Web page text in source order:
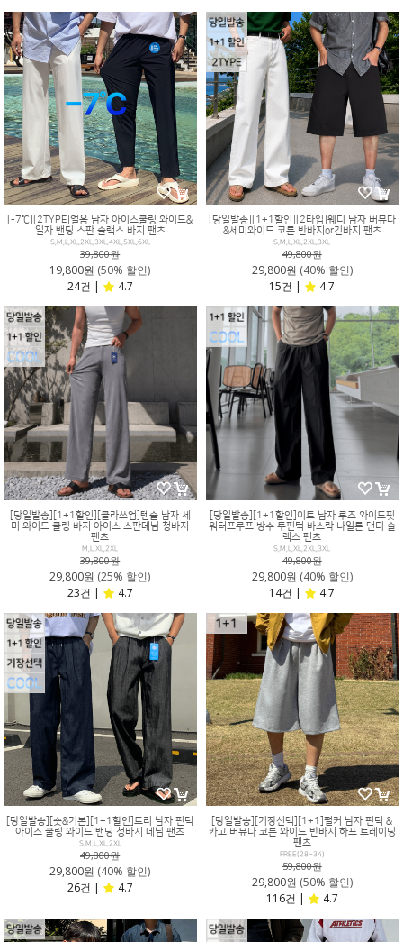
[-7℃][2TYPE]얼음 남자 아이스쿨링 와이드&
일자 밴딩 스판 슬랙스 바지 팬츠
S,M,L,XL,2XL,3XL,4XL,5XL,6XL
39,800원
19,800원 (50% 할인)
24건 |
4.7
[당일발송][1+1할인][2타입]웨디 남자 버뮤다
&세미와이드 코튼 반바지or긴바지 팬츠
S,M,L,XL,2XL,3XL
49,800원
29,800원 (40% 할인)
15건 |
4.7
[당일발송][1+1할인][클라쓰업]텐슬 남자 세
미 와이드 쿨링 바지 아이스 스판데님 청바지
팬츠
M,L,XL,2XL
39,800원
29,800원 (25% 할인)
23건 |
4.7
[당일발송][1+1할인]이트 남자 루즈 와이드핏
워터프루프 방수 투핀턱 바스락 나일론 댄디 슬
랙스 팬츠
S,M,L,XL,2XL,3XL
49,800원
29,800원 (40% 할인)
14건 |
4.7
[당일발송][숏&기본][1+1할인]트리 남자 핀턱
아이스 쿨링 와이드 밴딩 청바지 데님 팬츠
S,M,L,XL,2XL
49,800원
29,800원 (40% 할인)
26건 |
4.7
[당일발송][기장선택][1+1]펄커 남자 핀턱 &
카고 버뮤다 코튼 와이드 반바지 하프 트레이닝
팬츠
FREE(28~34)
59,800원
29,800원 (50% 할인)
116건 |
4.7